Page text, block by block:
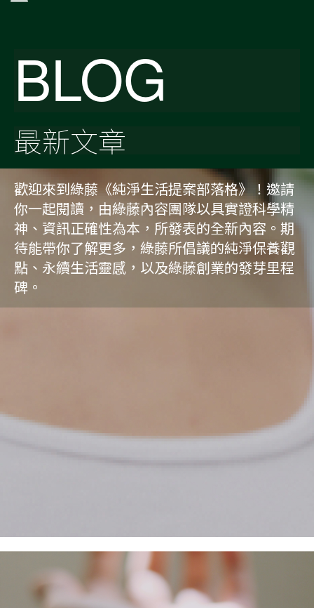
BLOG
最新文章
歡迎來到綠藤《純淨生活提案部落格》！邀請
你一起閱讀，由綠藤內容團隊以具實證科學精
神、資訊正確性為本，所發表的全新內容。期
待能帶你了解更多，綠藤所倡議的純淨保養觀
點、永續生活靈感，以及綠藤創業的發芽里程
碑。